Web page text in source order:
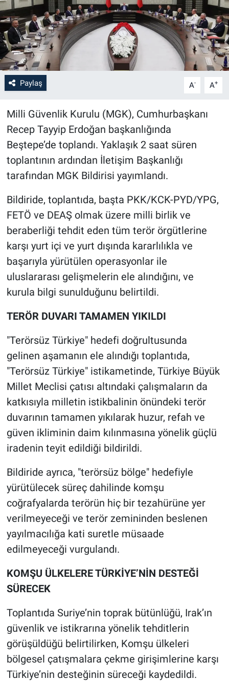
Paylaş A- A+
Milli Güvenlik Kurulu (MGK), Cumhurbaşkanı
Recep Tayyip Erdoğan başkanlığında
Beştepe’de toplandı. Yaklaşık 2 saat süren
toplantının ardından İletişim Başkanlığı
tarafından MGK Bildirisi yayımlandı.
Bildiride, toplantıda, başta PKK/KCK-PYD/YPG,
FETÖ ve DEAŞ olmak üzere milli birlik ve
beraberliği tehdit eden tüm terör örgütlerine
karşı yurt içi ve yurt dışında kararlılıkla ve
başarıyla yürütülen operasyonlar ile
uluslararası gelişmelerin ele alındığını, ve
kurula bilgi sunulduğunu belirtildi.
TERÖR DUVARI TAMAMEN YIKILDI
"Terörsüz Türkiye" hedefi doğrultusunda
gelinen aşamanın ele alındığı toplantıda,
"Terörsüz Türkiye" istikametinde, Türkiye Büyük
Millet Meclisi çatısı altındaki çalışmaların da
katkısıyla milletin istikbalinin önündeki terör
duvarının tamamen yıkılarak huzur, refah ve
güven ikliminin daim kılınmasına yönelik güçlü
iradenin teyit edildiği bildirildi.
Bildiride ayrıca, "terörsüz bölge" hedefiyle
yürütülecek süreç dahilinde komşu
coğrafyalarda terörün hiç bir tezahürüne yer
verilmeyeceği ve terör zemininden beslenen
yayılmacılığa kati suretle müsaade
edilmeyeceği vurgulandı.
KOMŞU ÜLKELERE TÜRKİYE’NİN DESTEĞİ
SÜRECEK
Toplantıda Suriye’nin toprak bütünlüğü, Irak’ın
güvenlik ve istikrarına yönelik tehditlerin
görüşüldüğü belirtilirken, Komşu ülkeleri
bölgesel çatışmalara çekme girişimlerine karşı
Türkiye’nin desteğinin süreceği kaydedildi.